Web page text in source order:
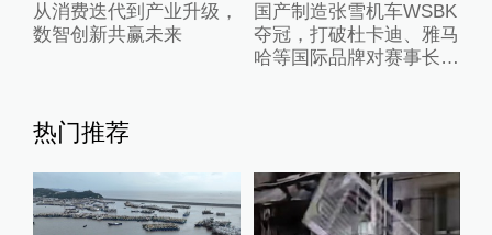
从消费迭代到产业升级，
数智创新共赢未来
国产制造张雪机车WSBK
夺冠，打破杜卡迪、雅马
哈等国际品牌对赛事长期
热门推荐